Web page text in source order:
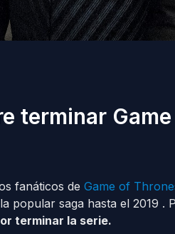
terminar
fanáticos de Game of
popular saga hasta el 2019 .
terminar la serie.